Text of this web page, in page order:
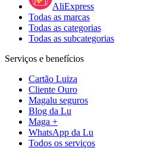
AliExpress
Todas as marcas
Todas as categorias
Todas as subcategorias
Serviços e benefícios
Cartão Luiza
Cliente Ouro
Magalu seguros
Blog da Lu
Maga +
WhatsApp da Lu
Todos os serviços